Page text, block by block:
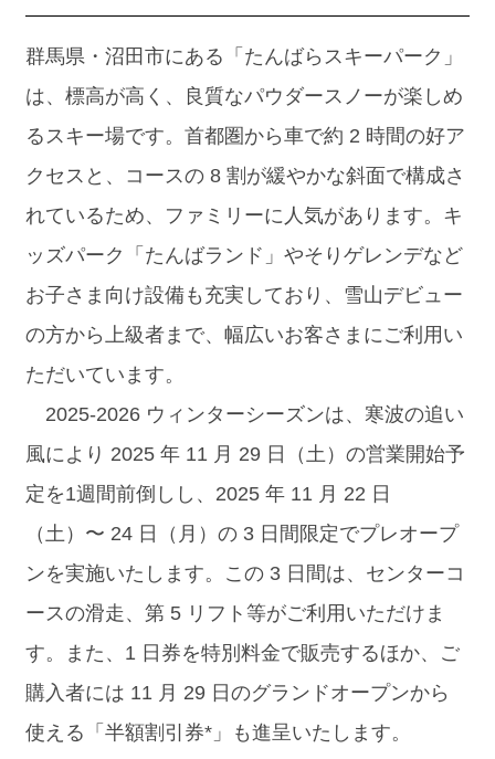
群馬県・沼田市にある「たんばらスキーパーク」
は、標高が高く、良質なパウダースノーが楽しめ
るスキー場です。首都圏から車で約 2 時間の好ア
クセスと、コースの 8 割が緩やかな斜面で構成さ
れているため、ファミリーに人気があります。キ
ッズパーク「たんばランド」やそりゲレンデなど
お子さま向け設備も充実しており、雪山デビュー
の方から上級者まで、幅広いお客さまにご利用い
ただいています。
2025-2026 ウィンターシーズンは、寒波の追い
風により 2025 年 11 月 29 日（土）の営業開始予
定を1週間前倒しし、2025 年 11 月 22 日
（土）〜 24 日（月）の 3 日間限定でプレオープ
ンを実施いたします。この 3 日間は、センターコ
ースの滑走、第 5 リフト等がご利用いただけま
す。また、1 日券を特別料金で販売するほか、ご
購入者には 11 月 29 日のグランドオープンから
使える「半額割引券*」も進呈いたします。